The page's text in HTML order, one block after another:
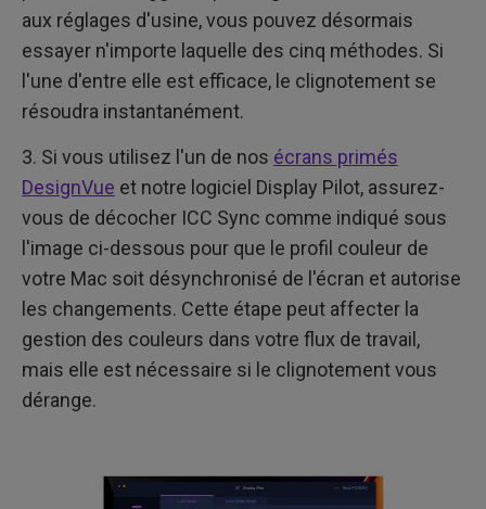
aux réglages d'usine, vous pouvez désormais
essayer n'importe laquelle des cinq méthodes. Si
l'une d'entre elle est efficace, le clignotement se
résoudra instantanément.
3. Si vous utilisez l'un de nos écrans primés
DesignVue et notre logiciel Display Pilot, assurez-
vous de décocher ICC Sync comme indiqué sous
l'image ci-dessous pour que le profil couleur de
votre Mac soit désynchronisé de l'écran et autorise
les changements. Cette étape peut affecter la
gestion des couleurs dans votre flux de travail,
mais elle est nécessaire si le clignotement vous
dérange.